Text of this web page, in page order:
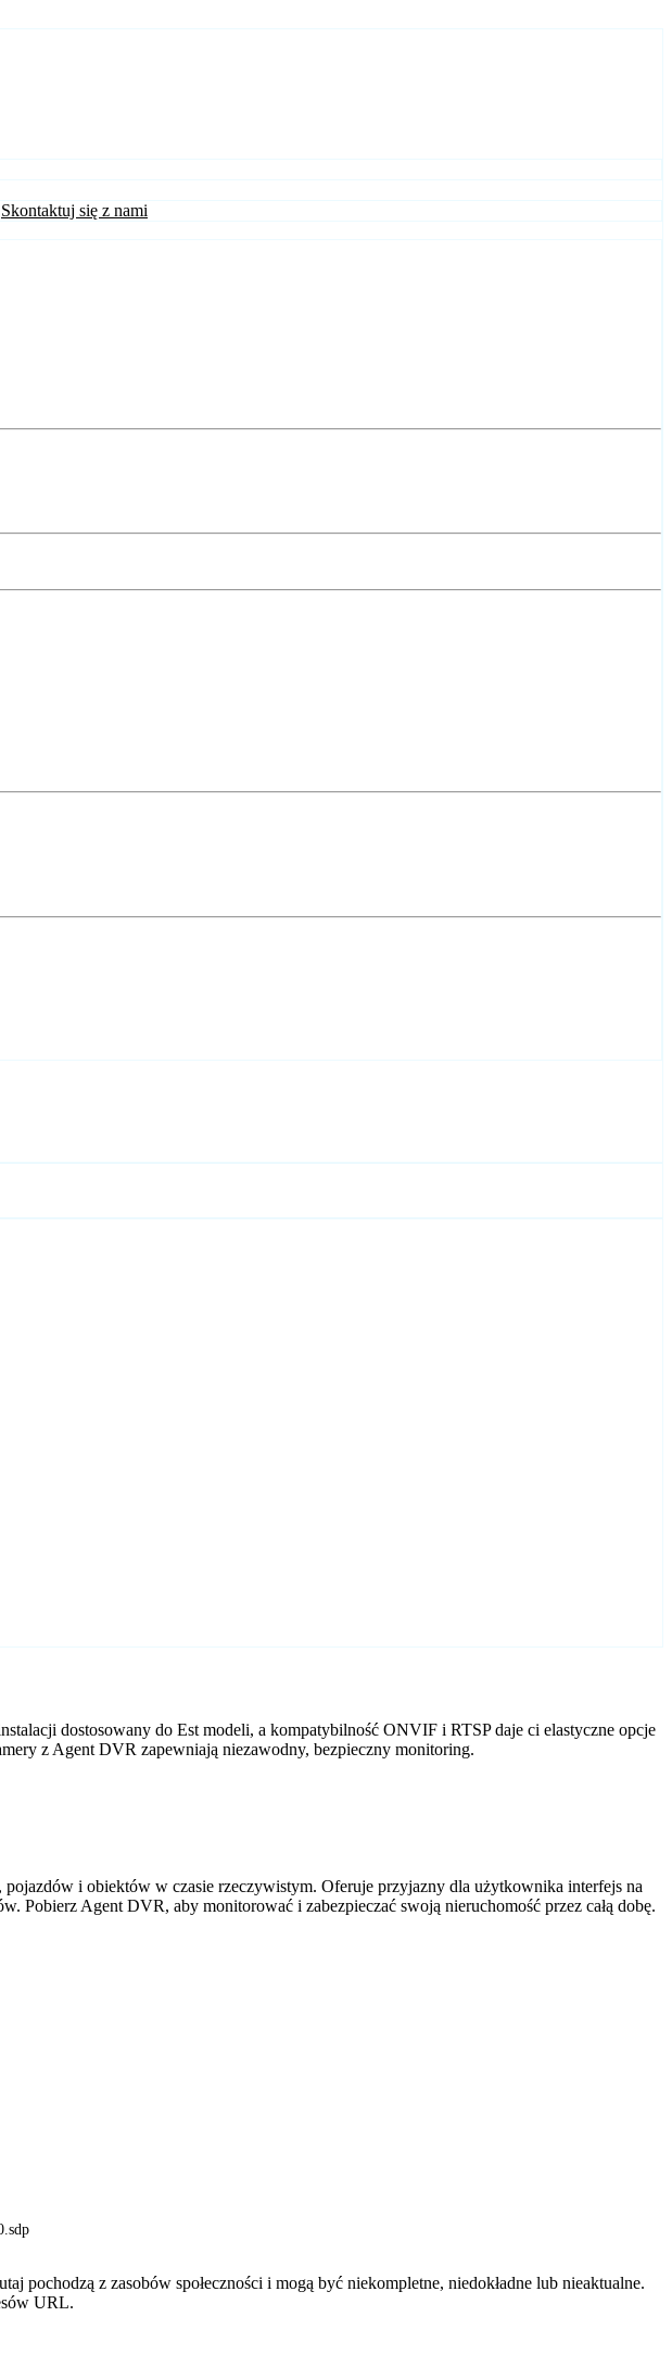
Skontaktuj się z nami
dostosowany do Est modeli, a kompatybilność ONVIF i RTSP daje ci elastyczne opcje
z Agent DVR zapewniają niezawodny, bezpieczny monitoring.
i obiektów w czasie rzeczywistym. Oferuje przyjazny dla użytkownika interfejs na
Pobierz Agent DVR, aby monitorować i zabezpieczać swoją nieruchomość przez całą dobę.
pochodzą z zasobów społeczności i mogą być niekompletne, niedokładne lub nieaktualne.
URL.